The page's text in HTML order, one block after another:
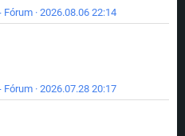
· 2026.08.06 22:14
· 2026.07.28 20:17